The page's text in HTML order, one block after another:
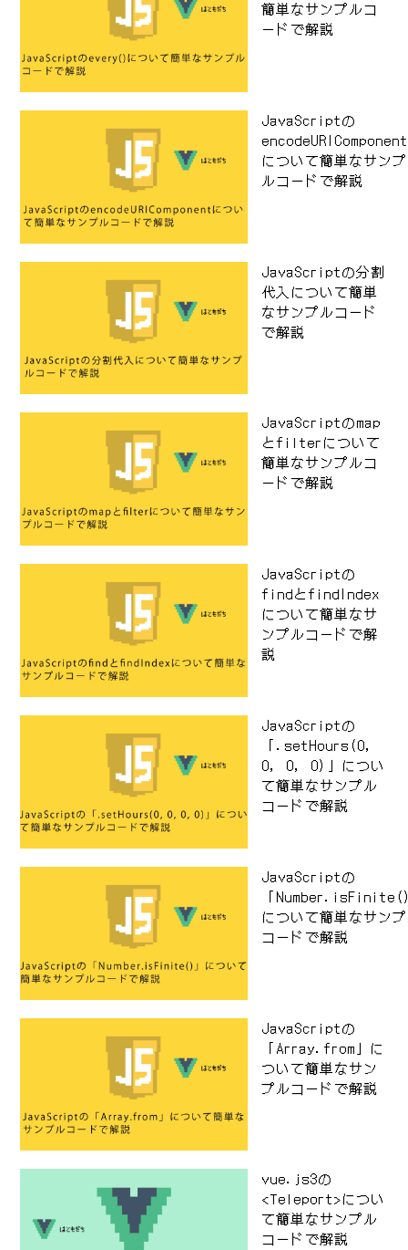
簡単なサンプルコ
ードで解説
JavaScriptの
encodeURIComponent
について簡単なサンプ
ルコードで解説
JavaScriptの分割
代入について簡単
なサンプルコード
で解説
JavaScriptのmap
とfilterについて
簡単なサンプルコ
ードで解説
JavaScriptの
findとfindIndex
について簡単なサ
ンプルコードで解
説
JavaScriptの
「.setHours(0,
0, 0, 0)」につい
て簡単なサンプル
コードで解説
JavaScriptの
「
について簡単なサン
コードで解説
JavaScriptの
「Array.from」に
ついて簡単なサン
プルコードで解説
vue.js3の
<Teleport>につい
て簡単なサンプル
コードで解説